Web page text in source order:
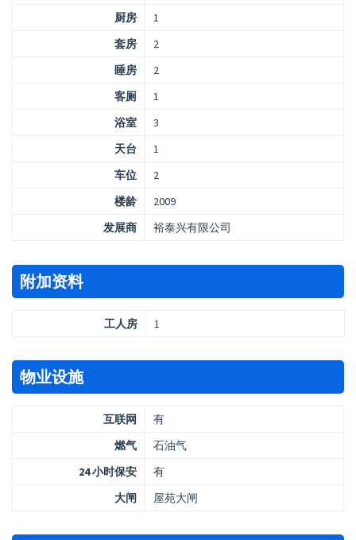
厨房
1
套房
2
睡房
2
客厕
1
浴室
3
天台
1
车位
2
楼龄
2009
发展商
裕泰兴有限公司
附加资料
工人房 1
物业设施
互联网
有
燃气
石油气
24 小时保安
有
大闸
屋苑大闸